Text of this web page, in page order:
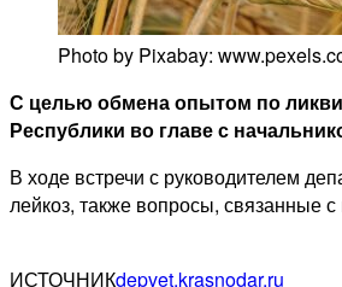
Photo by Pixabay:
С целью обмена опытом по
Республики во главе с
В ходе встречи с руководителем
лейкоз, также вопросы, связанные
ИСТОЧНИКdepvet.krasnodar.ru